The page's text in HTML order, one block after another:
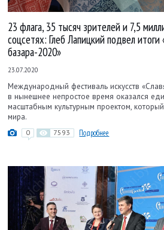
23 флага, 35 тысяч зрителей и 7,5
соцсетях: Глеб Лапицкий подвел итоги
базара-2020»
23.07.2020
Международный фестиваль искусств
в нынешнее непростое время оказался
масштабным культурным проектом,
мира.
0 7593 Подробнее